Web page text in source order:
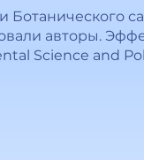
авторы.
Science and